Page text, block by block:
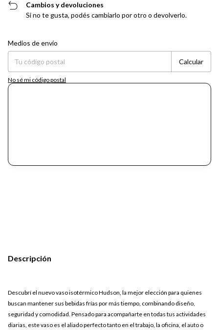
Cambios y devoluciones
Si no te gusta, podés cambiarlo por otro o devolverlo.
Entregas para el CP:
Medios de envío
Calcular
No sé mi código postal
Descripción
Descubrí el nuevo vaso isotérmico Hudson, la mejor elección para quienes
buscan mantener sus bebidas frías por más tiempo, combinando diseño,
seguridad y comodidad. Pensado para acompañarte en todas tus actividades
diarias, este vaso es el aliado perfecto tanto en el trabajo, la oficina, el auto o